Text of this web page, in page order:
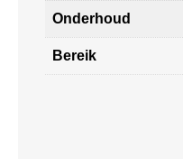
Onderhoud
Bereik